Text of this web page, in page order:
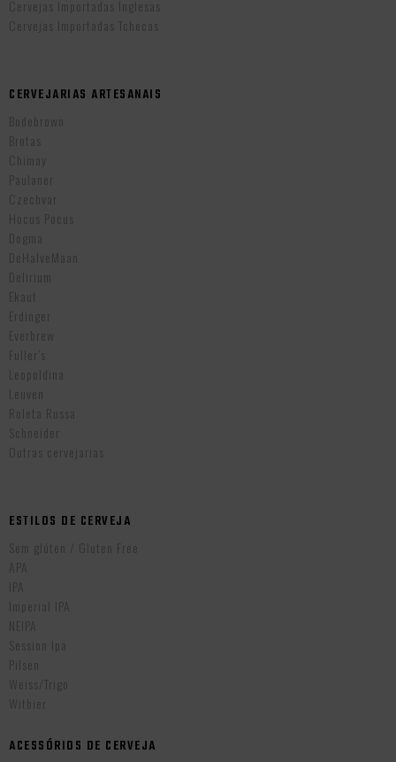
Cervejas Importadas Inglesas
Cervejas Importadas Tchecas
CERVEJARIAS ARTESANAIS
Bodebrown
Brotas
Chimay
Paulaner
Czechvar
Hocus Pocus
Dogma
DeHalveMaan
Delirium
Ekaut
Erdinger
Everbrew
Fuller’s
Leopoldina
Leuven
Roleta Russa
Schneider
Outras cervejarias
ESTILOS DE CERVEJA
Sem glúten / Gluten Free
APA
IPA
Imperial IPA
NEIPA
Session Ipa
Pilsen
Weiss/Trigo
Witbier
ACESSÓRIOS DE CERVEJA